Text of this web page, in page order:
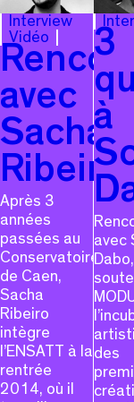
Interview
Vidéo
avec
Sacha
Ribeiro
Après 3
années
passées au
Conservatoire
de Caen,
Sacha
Ribeiro
intègre
l’ENSATT à la
rentrée
2014, où il
3
à
avec
des